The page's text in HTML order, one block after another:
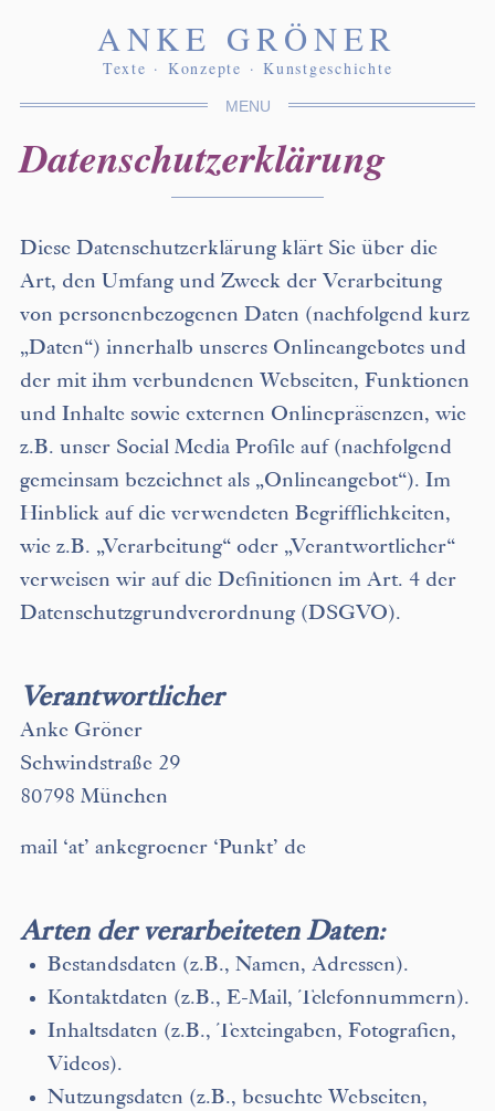
ANKE GRÖNER
Texte Konzepte Kunstgeschichte
MENU
Datenschutzerklärung
Diese Datenschutzerklärung klärt Sie über die
Art, den Umfang und Zweck der Verarbeitung
von personenbezogenen Daten (nachfolgend kurz
„Daten“) innerhalb unseres Onlineangebotes und
der mit ihm verbundenen Webseiten, Funktionen
und Inhalte sowie externen Onlinepräsenzen, wie
z.B. unser Social Media Profile auf (nachfolgend
gemeinsam bezeichnet als „Onlineangebot“). Im
Hinblick auf die verwendeten Begrifflichkeiten,
wie z.B. „Verarbeitung“ oder „Verantwortlicher“
verweisen wir auf die Definitionen im Art. 4 der
Datenschutzgrundverordnung (DSGVO).
Verantwortlicher
Anke Gröner
Schwindstraße 29
80798 München
mail ‘at’ ankegroener ‘Punkt’ de
Arten der verarbeiteten Daten:
Bestandsdaten (z.B., Namen, Adressen).
Kontaktdaten (z.B., E-Mail, Telefonnummern).
Inhaltsdaten (z.B., Texteingaben, Fotografien,
Videos).
Nutzungsdaten (z.B., besuchte Webseiten,